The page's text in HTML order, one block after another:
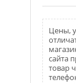
Цены,
сайта
товар